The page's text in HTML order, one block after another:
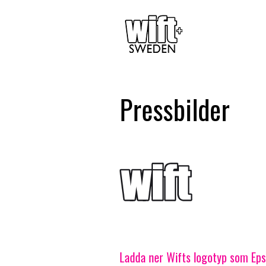
Pressbilder
Ladda ner Wifts logotyp som Eps